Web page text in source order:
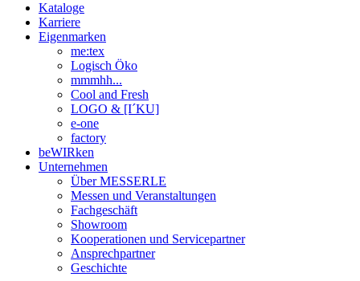
Kataloge
Karriere
Eigenmarken
me:tex
Logisch Öko
mmmhh...
Cool and Fresh
LOGO & [I´KU]
e-one
factory
beWIRken
Unternehmen
Über MESSERLE
Messen und Veranstaltungen
Fachgeschäft
Showroom
Kooperationen und Servicepartner
Ansprechpartner
Geschichte